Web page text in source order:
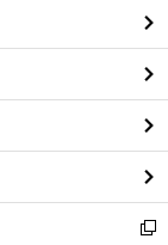
る
い
ウ
ィ
ン
ド
ウ
で
開
く
新